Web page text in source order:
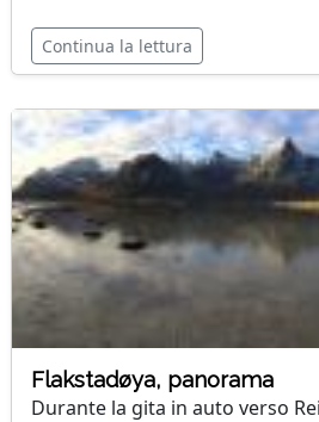
Continua la lettura
Flakstadøya, panorama
Durante la gita in auto verso